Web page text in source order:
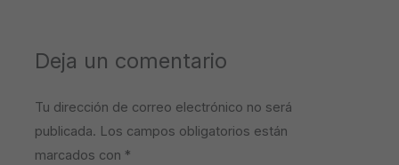
Deja un comentario
Tu dirección de correo electrónico no será
publicada. Los campos obligatorios están
marcados con *